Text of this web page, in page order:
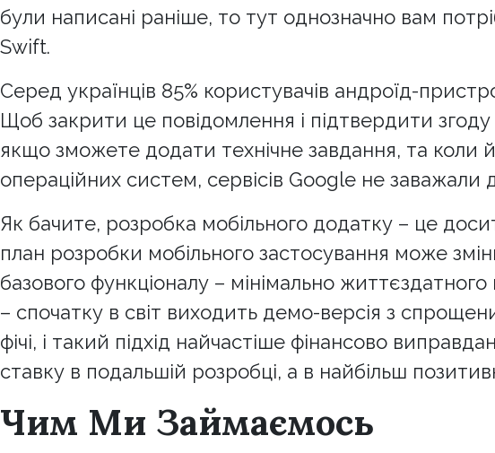
були написані раніше, то тут однозначно вам
Swift.
Серед українців 85% користувачів андроїд-
Щоб закрити це повідомлення і підтвердити
якщо зможете додати технічне завдання, та
операційних систем, сервісів Google не
Як бачите, розробка мобільного додатку – це
план розробки мобільного застосування може
базового функціоналу – мінімально
– спочатку в світ виходить демо-версія з
фічі, і такий підхід найчастіше фінансово
ставку в подальшій розробці, а в найбільш
Чим Ми Займаємось